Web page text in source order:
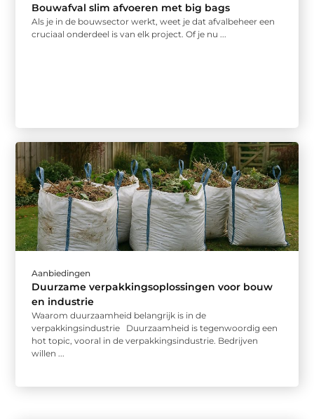
Bouwafval slim afvoeren met big bags
Als je in de bouwsector werkt, weet je dat afvalbeheer een
cruciaal onderdeel is van elk project. Of je nu ...
Aanbiedingen
Duurzame verpakkingsoplossingen voor bouw
en industrie
Waarom duurzaamheid belangrijk is in de
verpakkingsindustrie Duurzaamheid is tegenwoordig een
hot topic, vooral in de verpakkingsindustrie. Bedrijven
willen ...